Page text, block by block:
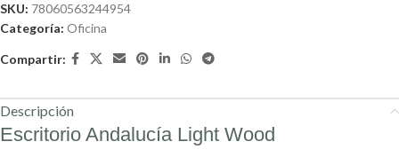
SKU: 78060563244954
Categoría: Oficina
Compartir:
Descripción
Escritorio Andalucía Light Wood